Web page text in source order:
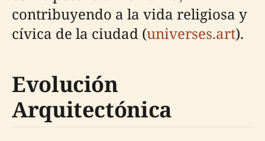
contribuyendo a la vida religiosa y
cívica de la ciudad (universes.art).
Evolución
Arquitectónica